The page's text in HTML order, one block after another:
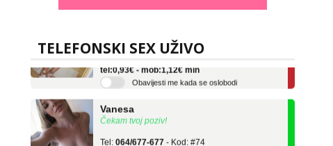
TELEFONSKI SEX UŽIVO
Ela
Tel:064/677-677 - Kod: #117
tel:0,93€ - mob:1,12€ min
Obavijesti me kada se oslobodi
Čekam tvoj poziv!
064/677-677
tel:0,93€ - mob:1,12€ min